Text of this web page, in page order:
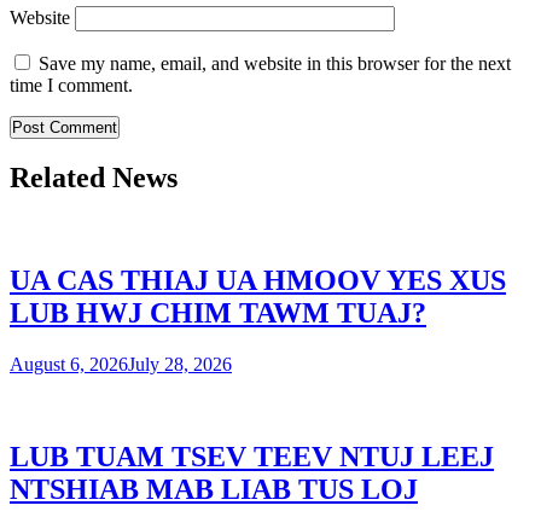
Website
Save my name, email, and website in this browser for the next
time I comment.
Related News
UA CAS THIAJ UA HMOOV YES XUS
LUB HWJ CHIM TAWM TUAJ?
August 6, 2026July 28, 2026
LUB TUAM TSEV TEEV NTUJ LEEJ
NTSHIAB MAB LIAB TUS LOJ